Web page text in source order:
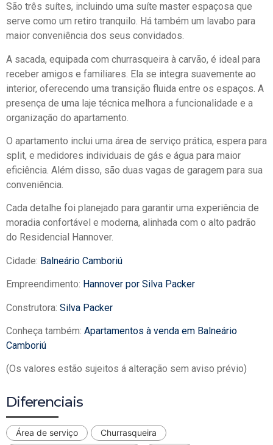
São três suítes, incluindo uma suíte master espaçosa que
serve como um retiro tranquilo. Há também um lavabo para
maior conveniência dos seus convidados.
A sacada, equipada com churrasqueira à carvão, é ideal para
receber amigos e familiares. Ela se integra suavemente ao
interior, oferecendo uma transição fluida entre os espaços. A
presença de uma laje técnica melhora a funcionalidade e a
organização do apartamento.
O apartamento inclui uma área de serviço prática, espera para
split, e medidores individuais de gás e água para maior
eficiência. Além disso, são duas vagas de garagem para sua
conveniência.
Cada detalhe foi planejado para garantir uma experiência de
moradia confortável e moderna, alinhada com o alto padrão
do Residencial Hannover.
Cidade: Balneário Camboriú
Empreendimento: Hannover por Silva Packer
Construtora: Silva Packer
Conheça também: Apartamentos à venda em Balneário
Camboriú
(Os valores estão sujeitos á alteração sem aviso prévio)
Diferenciais
Área de serviço
Churrasqueira